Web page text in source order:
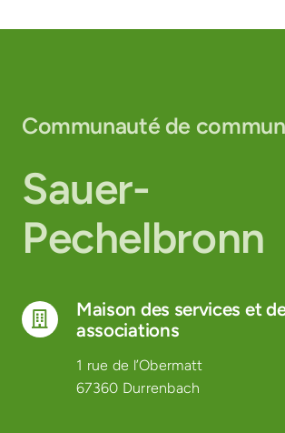
Communauté de
Sauer-
Pechelbronn
Maison des services et
associations
1 rue de l’Obermatt
67360 Durrenbach